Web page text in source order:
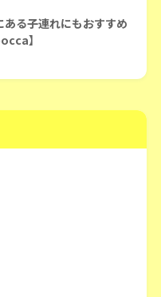
る子連れにもおすすめ
】